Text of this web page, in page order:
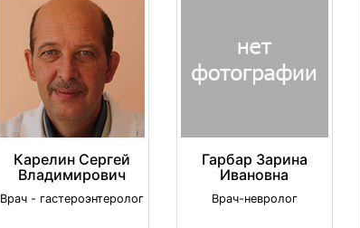
Карелин Сергей
Владимирович
Врач - гастероэнтеролог
Гарбар Зарина
Ивановна
Врач-невролог